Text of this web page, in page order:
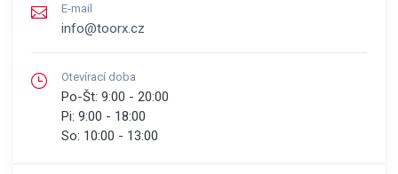
E-mail
info@toorx.cz
Otevírací doba
Po-Št: 9:00 - 20:00
Pi: 9:00 - 18:00
So: 10:00 - 13:00